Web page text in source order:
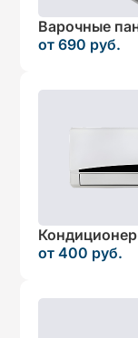
Варочные
от 690 руб.
от 400 руб.